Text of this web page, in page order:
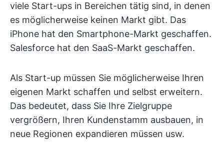
viele Start-ups in Bereichen tätig sind, in denen
es möglicherweise keinen Markt gibt. Das
iPhone hat den Smartphone-Markt geschaffen.
Salesforce hat den SaaS-Markt geschaffen.
Als Start-up müssen Sie möglicherweise Ihren
eigenen Markt schaffen und selbst erweitern.
Das bedeutet, dass Sie Ihre Zielgruppe
vergrößern, Ihren Kundenstamm ausbauen, in
neue Regionen expandieren müssen usw.